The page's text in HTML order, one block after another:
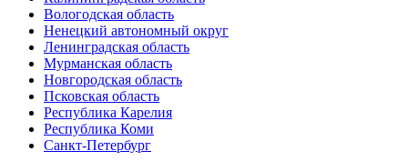
Вологодская область
Ненецкий автономный округ
Ленинградская область
Мурманская область
Новгородская область
Псковская область
Республика Карелия
Республика Коми
Санкт-Петербург